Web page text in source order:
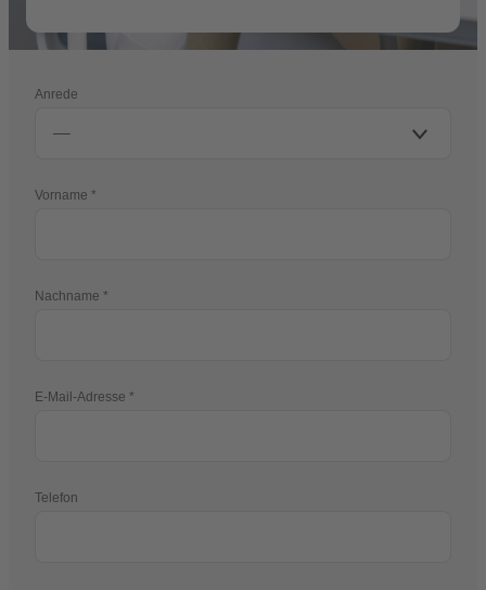
Anrede
Vorname
Nachname
E-Mail-Adresse
Telefon